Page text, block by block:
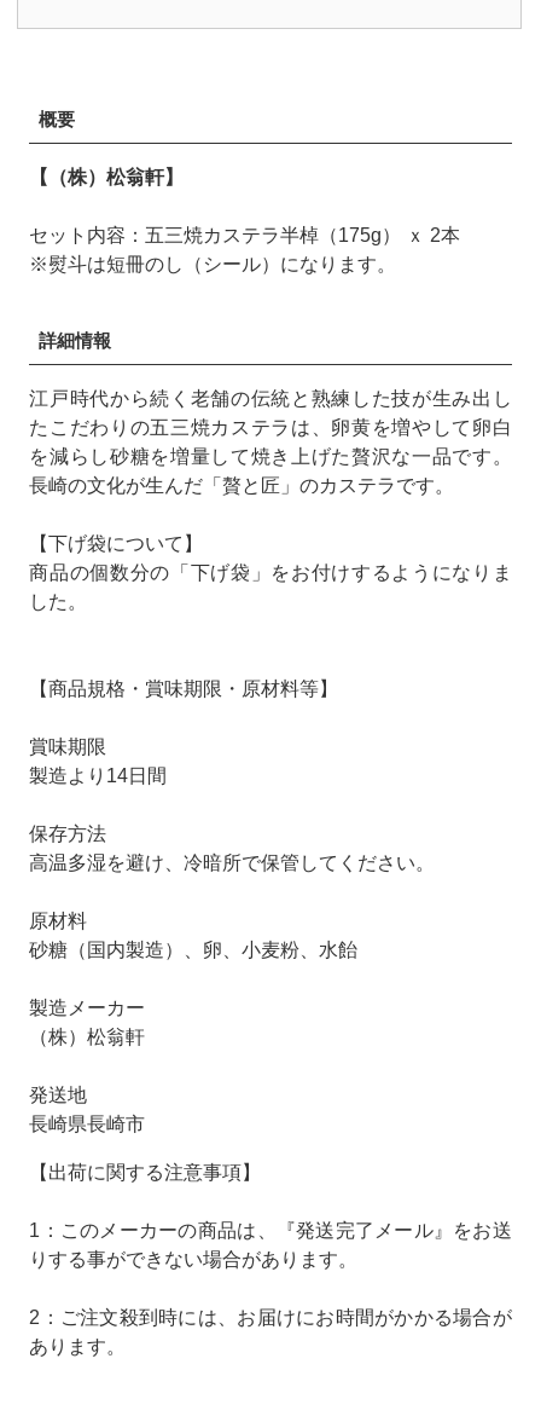
概要
【（株）松翁軒】
セット内容：五三焼カステラ半棹（175g） ｘ 2本
※熨斗は短冊のし（シール）になります。
詳細情報
江戸時代から続く老舗の伝統と熟練した技が生み出し
たこだわりの五三焼カステラは、卵黄を増やして卵白
を減らし砂糖を増量して焼き上げた贅沢な一品です。
長崎の文化が生んだ「贅と匠」のカステラです。
【下げ袋について】
商品の個数分の「下げ袋」をお付けするようになりま
した。
【商品規格・賞味期限・原材料等】
賞味期限
製造より14日間
保存方法
高温多湿を避け、冷暗所で保管してください。
原材料
砂糖（国内製造）、卵、小麦粉、水飴
製造メーカー
（株）松翁軒
発送地
長崎県長崎市
【出荷に関する注意事項】
1：このメーカーの商品は、『発送完了メール』をお送
りする事ができない場合があります。
2：ご注文殺到時には、お届けにお時間がかかる場合が
あります。